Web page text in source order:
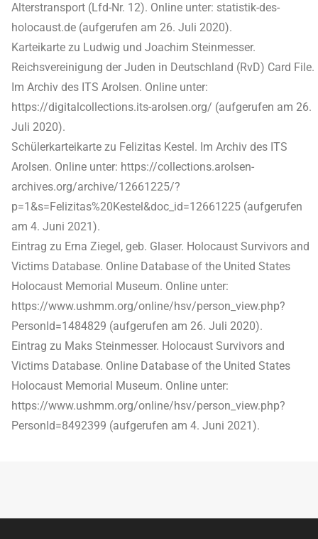
Alterstransport (Lfd-Nr. 12). Online unter: statistik-des-
holocaust.de (aufgerufen am 26. Juli 2020).
Karteikarte zu Ludwig und Joachim Steinmesser.
Reichsvereinigung der Juden in Deutschland (RvD) Card File.
Im Archiv des ITS Arolsen. Online unter:
https://digitalcollections.its-arolsen.org/ (aufgerufen am 26.
Juli 2020).
Schülerkarteikarte zu Felizitas Kestel. Im Archiv des ITS
Arolsen. Online unter: https://collections.arolsen-
archives.org/archive/12661225/?
p=1&s=Felizitas%20Kestel&doc_id=12661225 (aufgerufen
am 4. Juni 2021).
Eintrag zu Erna Ziegel, geb. Glaser. Holocaust Survivors and
Victims Database. Online Database of the United States
Holocaust Memorial Museum. Online unter:
https://www.ushmm.org/online/hsv/person_view.php?
PersonId=1484829 (aufgerufen am 26. Juli 2020).
Eintrag zu Maks Steinmesser. Holocaust Survivors and
Victims Database. Online Database of the United States
Holocaust Memorial Museum. Online unter:
https://www.ushmm.org/online/hsv/person_view.php?
PersonId=8492399 (aufgerufen am 4. Juni 2021).